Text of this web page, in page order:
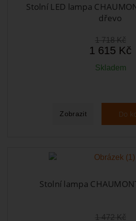
Stolní LED lampa
dřevo
1 718 Kč
1 615 Kč
Skladem
Zobrazit Do
Stolní lampa
1 472 Kč